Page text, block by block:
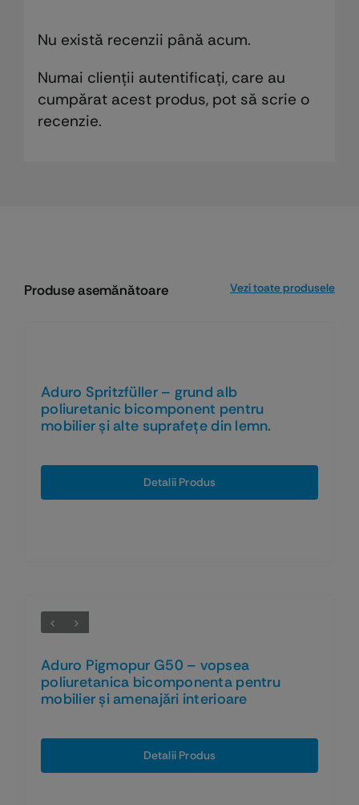
Nu există recenzii până acum.
Numai clienții autentificați, care au
cumpărat acest produs, pot să scrie o
recenzie.
Produse asemănătoare Vezi toate produsele
Aduro Spritzfüller – grund alb
poliuretanic bicomponent pentru
mobilier și alte suprafețe din lemn.
Detalii Produs
Aduro Pigmopur G50 – vopsea
poliuretanica bicomponenta pentru
mobilier și amenajări interioare
Detalii Produs